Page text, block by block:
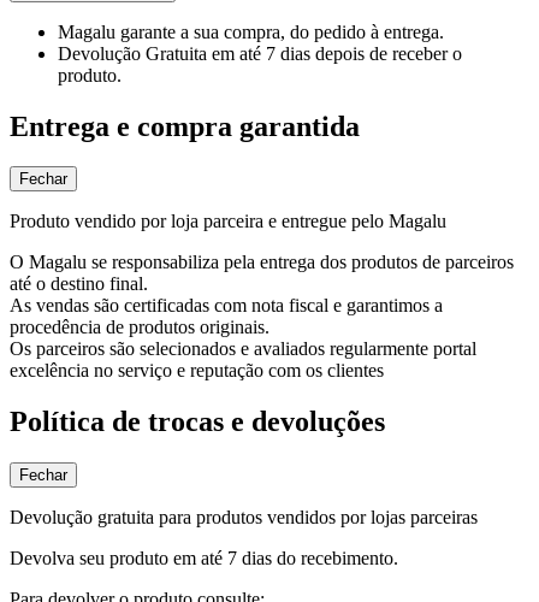
Magalu garante a sua compra, do pedido à entrega.
Devolução Gratuita em até 7 dias depois de receber o
produto.
Entrega e compra garantida
Fechar
Produto vendido por loja parceira e entregue pelo Magalu
O Magalu se responsabiliza pela entrega dos produtos de parceiros
até o destino final.
As vendas são certificadas com nota fiscal e garantimos a
procedência de produtos originais.
Os parceiros são selecionados e avaliados regularmente portal
excelência no serviço e reputação com os clientes
Política de trocas e devoluções
Fechar
Devolução gratuita para produtos vendidos por lojas parceiras
Devolva seu produto em até 7 dias do recebimento.